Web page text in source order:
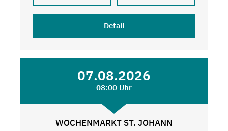
Detail
07.08.2026
08:00 Uhr
WOCHENMARKT ST. JOHANN